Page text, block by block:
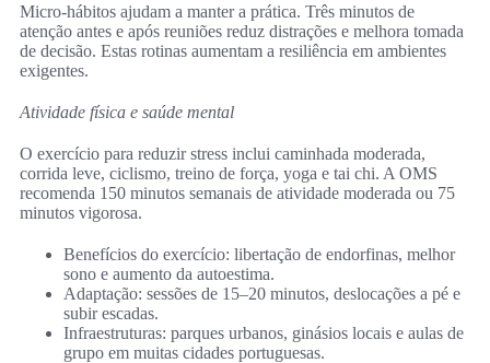
Micro‑hábitos ajudam a manter a prática. Três minutos de
atenção antes e após reuniões reduz distrações e melhora tomada
de decisão. Estas rotinas aumentam a resiliência em ambientes
exigentes.
Atividade física e saúde mental
O exercício para reduzir stress inclui caminhada moderada,
corrida leve, ciclismo, treino de força, yoga e tai chi. A OMS
recomenda 150 minutos semanais de atividade moderada ou 75
minutos vigorosa.
Benefícios do exercício: libertação de endorfinas, melhor
sono e aumento da autoestima.
Adaptação: sessões de 15–20 minutos, deslocações a pé e
subir escadas.
Infraestruturas: parques urbanos, ginásios locais e aulas de
grupo em muitas cidades portuguesas.